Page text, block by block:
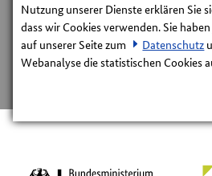
Nutzung unserer Dienste erklären Sie
dass wir Cookies verwenden. Sie
auf unserer Seite zum
Datenschutz
Webanalyse die statistischen Cookies